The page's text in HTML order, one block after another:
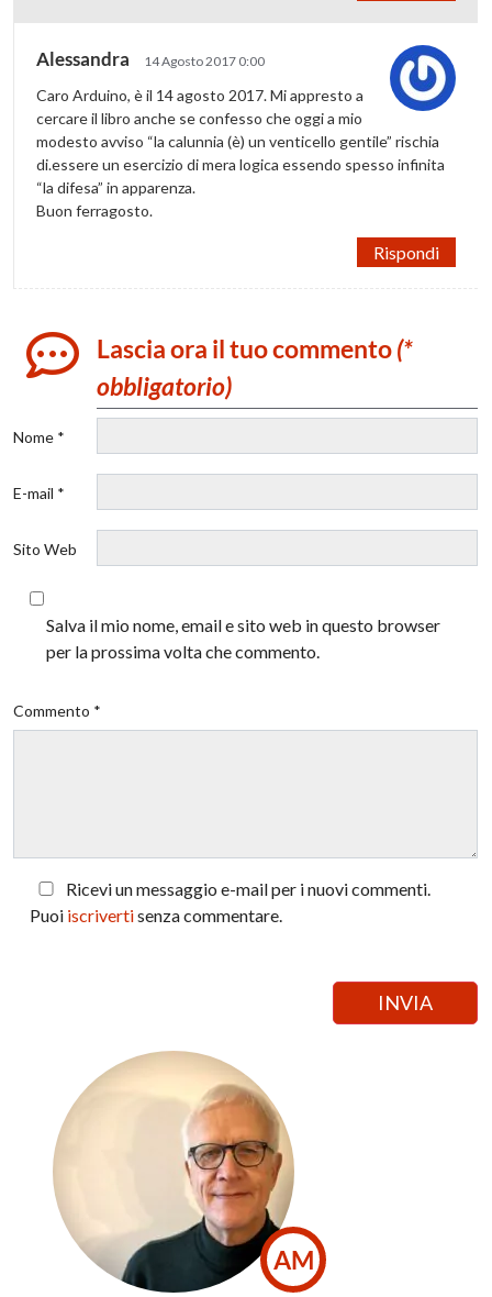
Alessandra 14 Agosto 2017 0:00
Caro Arduino, è il 14 agosto 2017. Mi appresto a
cercare il libro anche se confesso che oggi a mio
modesto avviso “la calunnia (è) un venticello gentile” rischia
di.essere un esercizio di mera logica essendo spesso infinita
“la difesa” in apparenza.
Buon ferragosto.
Rispondi
Lascia ora il tuo commento(*
obbligatorio)
Nome *
E-mail *
Sito Web
Salva il mio nome, email e sito web in questo browser
per la prossima volta che commento.
Commento *
Ricevi un messaggio e-mail per i nuovi commenti.
Puoi iscrivertisenza commentare.
AM